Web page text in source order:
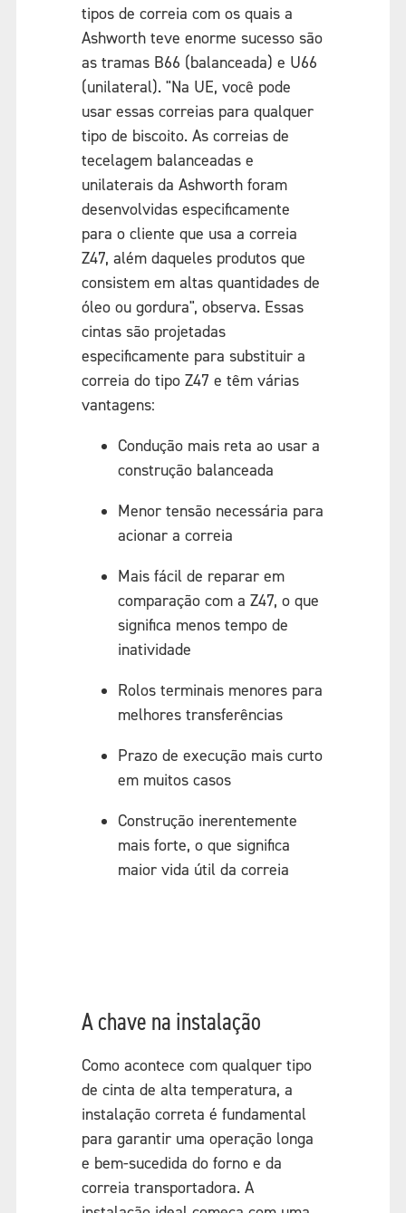
tipos de correia com os quais a
Ashworth teve enorme sucesso são
as tramas B66 (balanceada) e U66
(unilateral). "Na UE, você pode
usar essas correias para qualquer
tipo de biscoito. As correias de
tecelagem balanceadas e
unilaterais da Ashworth foram
desenvolvidas especificamente
para o cliente que usa a correia
Z47, além daqueles produtos que
consistem em altas quantidades de
óleo ou gordura", observa. Essas
cintas são projetadas
especificamente para substituir a
correia do tipo Z47 e têm várias
vantagens:
Condução mais reta ao usar a
construção balanceada
Menor tensão necessária para
acionar a correia
Mais fácil de reparar em
comparação com a Z47, o que
significa menos tempo de
inatividade
Rolos terminais menores para
melhores transferências
Prazo de execução mais curto
em muitos casos
Construção inerentemente
mais forte, o que significa
maior vida útil da correia
A chave na instalação
Como acontece com qualquer tipo
de cinta de alta temperatura, a
instalação correta é fundamental
para garantir uma operação longa
e bem-sucedida do forno e da
correia transportadora. A